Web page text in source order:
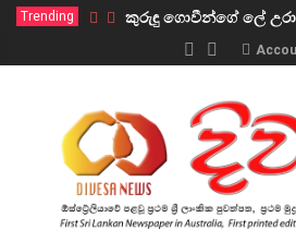
Trending කුරුඳු ගොවීන්ගේ ලේ